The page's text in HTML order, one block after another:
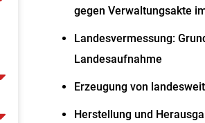
gegen Verwaltungsakte
Landesvermessung:
Landesaufnahme
Erzeugung von
Herstellung und